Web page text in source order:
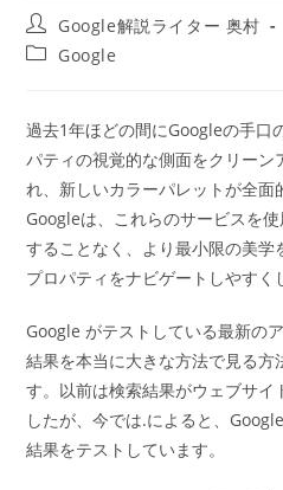
投
稿
者:
Google解説ライター 奥村
投
テ
ゴ
リ
ー:
Google
過去1年ほどの間にGoogleの手口
パティの視覚的な側面をクリーン
れ、新しいカラーパレットが全面
Googleは、これらのサービスを
することなく、より最小限の美
プロパティをナビゲートしやすく
Google がテストしている最新の
結果を本当に大きな方法で見る方
す。以前は検索結果がウェブサイ
したが、今では.によると、
結果をテストしています。